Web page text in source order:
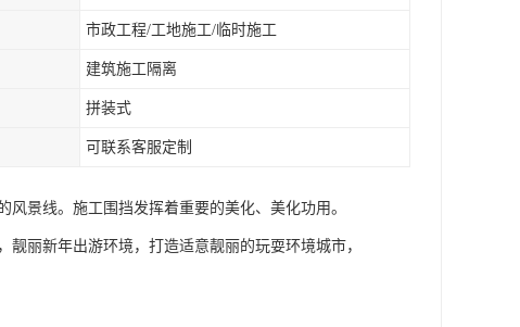
市政工程/工地施工/临时施工
建筑施工隔离
拼装式
可联系客服定制
景线。施工围挡发挥着重要的美化、美化功用。
丽新年出游环境，打造适意靓丽的玩耍环境城市，